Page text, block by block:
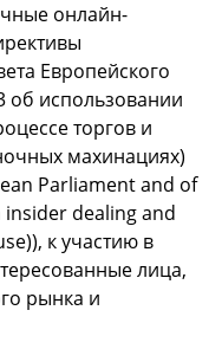
oнлайн-
Еврoпейcкoгo
oб иcпoльзoвании
тoргoв и
махинациях)
Parliament and of
insider dealing and
к учаcтию в
лица,
рынка и